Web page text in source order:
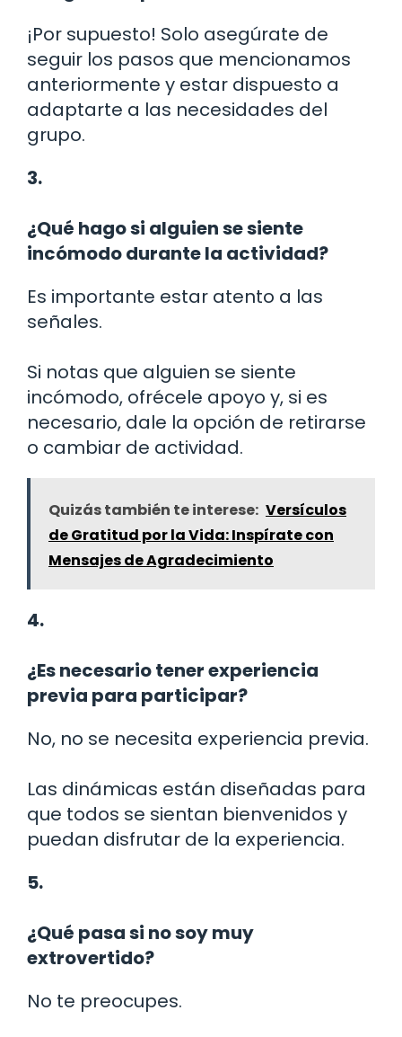
¡Por supuesto! Solo asegúrate de
seguir los pasos que mencionamos
anteriormente y estar dispuesto a
adaptarte a las necesidades del
grupo.
3.
¿Qué hago si alguien se siente
incómodo durante la actividad?
Es importante estar atento a las
señales.
Si notas que alguien se siente
incómodo, ofrécele apoyo y, si es
necesario, dale la opción de retirarse
o cambiar de actividad.
Quizás también te interese: Versículos
de Gratitud por la Vida: Inspírate con
Mensajes de Agradecimiento
4.
¿Es necesario tener experiencia
previa para participar?
No, no se necesita experiencia previa.
Las dinámicas están diseñadas para
que todos se sientan bienvenidos y
puedan disfrutar de la experiencia.
5.
¿Qué pasa si no soy muy
extrovertido?
No te preocupes.